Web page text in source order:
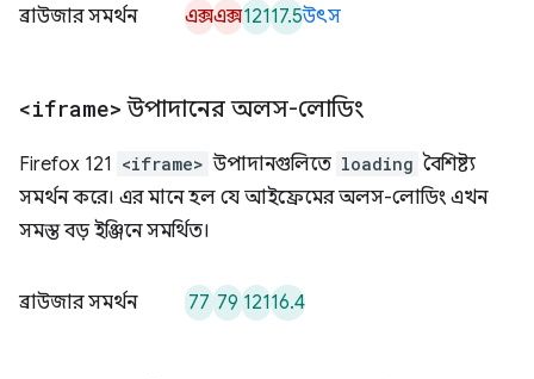
ব্রাউজার সমর্থন এক্সএক্স12117.5উৎস
<iframe> উপাদানের অলস-লোডিং
Firefox 121 <iframe> উপাদানগুলিতে loading বৈশিষ্ট্য
সমর্থন করে। এর মানে হল যে আইফ্রেমের অলস-লোডিং এখন
সমস্ত বড় ইঞ্জিনে সমর্থিত।
ব্রাউজার সমর্থন 77 79 12116.4